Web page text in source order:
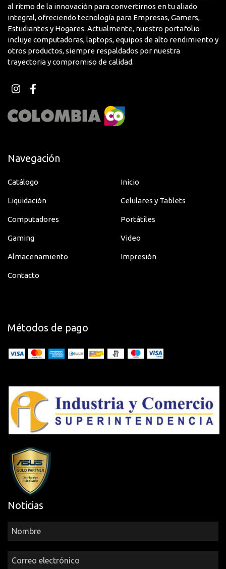
al ritmo de la innovación para convertirnos en tu aliado
integral, ofreciendo tecnología para Empresas, Gamers,
Estudiantes y Hogares. Actualmente, nuestro portafolio
incluye computadoras, laptops, equipos de alto rendimiento y
otros productos, siempre respaldados por nuestra
trayectoria y compromiso de calidad.
Navegación
Catálogo Inicio
Liquidación Celulares y Tablets
Computadores Portátiles
Gaming Video
Almacenamiento Impresión
Contacto
Métodos de pago
Noticias